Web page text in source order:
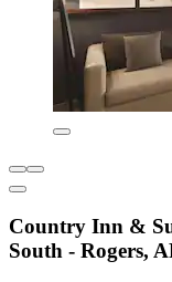
Country Inn &
South - Rogers,